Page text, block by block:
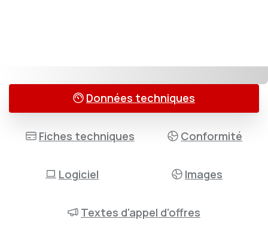
Données techniques
Fiches techniques Conformité
Logiciel Images
Textes d'appel d'offres